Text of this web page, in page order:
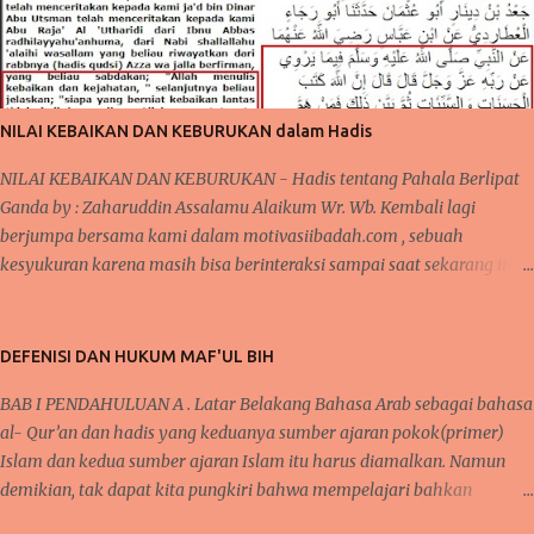
NILAI KEBAIKAN DAN KEBURUKAN dalam Hadis
NILAI KEBAIKAN DAN KEBURUKAN - Hadis tentang Pahala Berlipat
Ganda by : Zaharuddin Assalamu Alaikum Wr. Wb. Kembali lagi
berjumpa bersama kami dalam motivasiibadah.com , sebuah
kesyukuran karena masih bisa berinteraksi sampai saat sekarang ini,
kita dari jalan keburukan. Pada beberapa pertemuan sebelumnya,
mengontrol mindset dan niat dalam beribadah, begitupula karena
faktor kebiasaan yang bisa membantu seseorang agar tetap semangat
dalam melaksanakan kebaikan dan bernilai ibadah kepada Allah Swt .
ARTIKEL TERKAIT : Cara Semangat ibadah- Mengontrol Mindset dan
DEFENISI DAN HUKUM MAF'UL BIH
BAB I PENDAHULUAN A . Latar Belakang Bahasa Arab sebagai bahasa
al- Qur’an dan hadis yang keduanya sumber ajaran pokok(primer)
Islam dan kedua sumber ajaran Islam itu harus diamalkan. Namun
demikian, tak dapat kita pungkiri bahwa mempelajari bahkan